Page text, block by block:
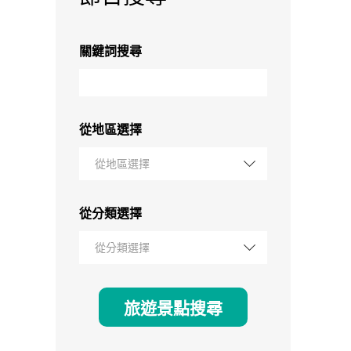
關鍵詞搜尋
從地區選擇
從地區選擇
從分類選擇
從分類選擇
旅遊景點搜尋